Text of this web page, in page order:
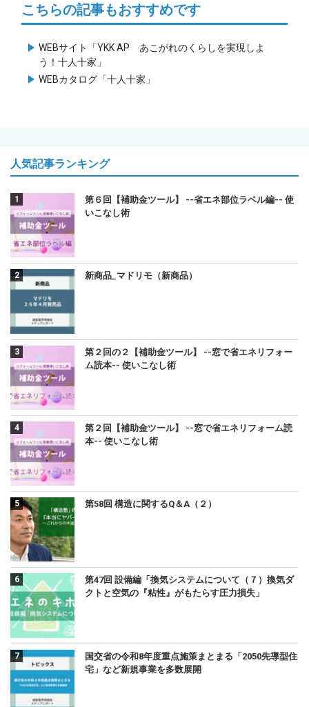
こちらの記事もおすすめです
WEBサイト「YKK AP あこがれのくらしを実現しよ
う！十人十家」
WEBカタログ「十人十家」
人気記事ランキング
第６回【補助金ツール】 --省エネ部位ラベル編-- 使
いこなし術
新商品_マドリモ（新商品）
第２回の２【補助金ツール】 --窓で省エネリフォー
ム読本-- 使いこなし術
第２回【補助金ツール】 --窓で省エネリフォーム読
本-- 使いこなし術
第58回 構造に関するQ＆A（２）
第47回 設備編「換気システムについて（７）換気ダ
クトと空気の『粘性』がもたらす圧力損失」
国交省の令和8年度重点施策まとまる「2050先導型住
宅」など新規事業を多数展開